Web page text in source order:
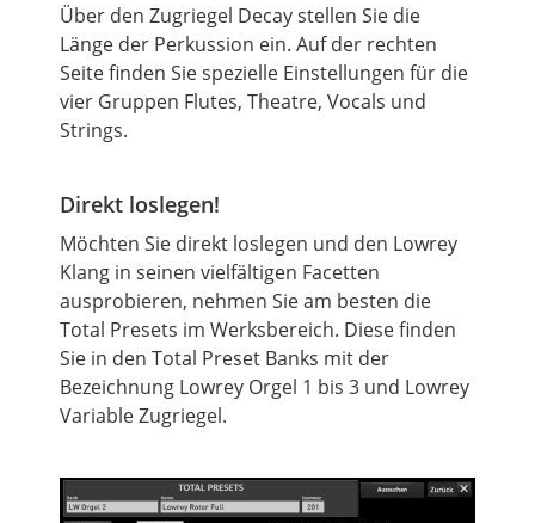
Über den Zugriegel Decaystellen Sie die
Länge der Perkussion ein. Auf der rechten
Seite finden Sie spezielle Einstellungen für die
vier Gruppen Flutes, Theatre, Vocals und
Strings.
Direkt loslegen!
Möchten Sie direkt loslegen und den Lowrey
Klang in seinen vielfältigen Facetten
ausprobieren, nehmen Sie am besten die
Total Presets im Werksbereich. Diese finden
Sie in den Total Preset Banks mit der
Bezeichnung Lowrey Orgel 1 bis 3 und Lowrey
Variable Zugriegel.